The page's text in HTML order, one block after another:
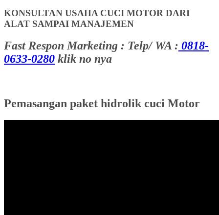
KONSULTAN USAHA CUCI MOTOR DARI
ALAT SAMPAI MANAJEMEN
Fast Respon Marketing : Telp/ WA : 0818-
0633-0280 klik no nya
Pemasangan paket hidrolik cuci Motor